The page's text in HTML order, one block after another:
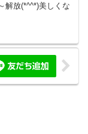
解放(*^^*)美しくな